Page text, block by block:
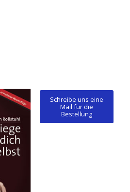
Schreibe uns eine
Mail für die
Bestellung